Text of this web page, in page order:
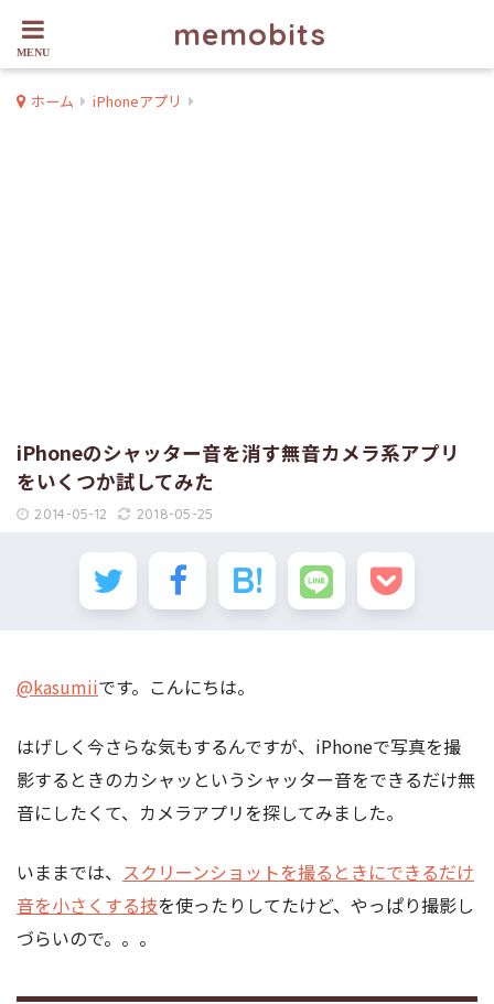
memobits
ホーム iPhoneアプリ
iPhoneのシャッター音を消す無音カメラ系アプリ
をいくつか試してみた
2014-05-12 2018-05-25
@kasumiiです。こんにちは。
はげしく今さらな気もするんですが、iPhoneで写真を撮
影するときのカシャッというシャッター音をできるだけ無
音にしたくて、カメラアプリを探してみました。
いままでは、 スクリーンショットを撮るときにできるだけ
音を小さくする技を使ったりしてたけど、やっぱり撮影し
づらいので。。。